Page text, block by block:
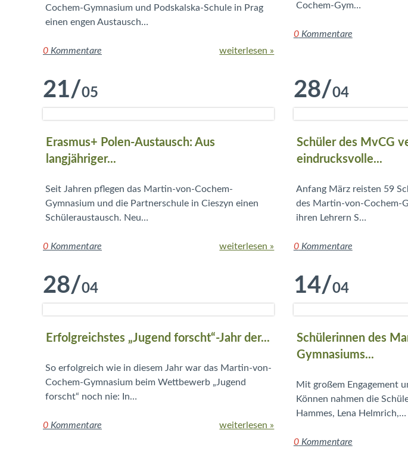
Cochem-Gymnasium und Podskalska-Schule in Prag
einen engen Austausch…
0 Kommentare weiterlesen »
Cochem-Gym…
0Kommentare
21/05
Erasmus+ Polen-Austausch: Aus
langjähriger...
Seit Jahren pflegen das Martin-von-Cochem-
Gymnasium und die Partnerschule in Cieszyn einen
Schüleraustausch. Neu…
0 Kommentare weiterlesen »
28/04
Schüler des MvCG
eindrucksvolle...
Anfang März reisten 59
des Martin-von-Cochem-
ihren Lehrern S…
0Kommentare
28/04
Erfolgreichstes „Jugend forscht“-Jahr der...
So erfolgreich wie in diesem Jahr war das Martin-von-
Cochem-Gymnasium beim Wettbewerb „Jugend
forscht“ noch nie: In…
0 Kommentare weiterlesen »
14/04
Schülerinnen des
Gymnasiums...
Mit großem Engagement
Können nahmen die
Hammes, Lena Helmrich,…
0Kommentare